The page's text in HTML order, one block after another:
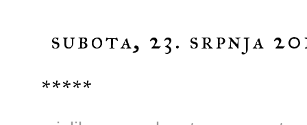
subota, 23. srpnja
*****